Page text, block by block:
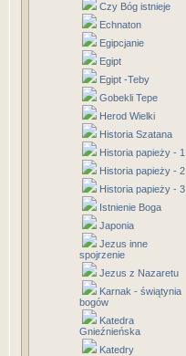
Czy Bóg istnieje
Echnaton
Egipcjanie
Egipt
Egipt -Teby
Gobekli Tepe
Herod Wielki
Historia Szatana
Historia papieży - 1
Historia papieży - 2
Historia papieży - 3
Istnienie Boga
Japonia
Jezus inne
spojrzenie
Jezus z Nazaretu
Karnak - świątynia
bogów
Katedra
Gnieźnieńska
Katedry